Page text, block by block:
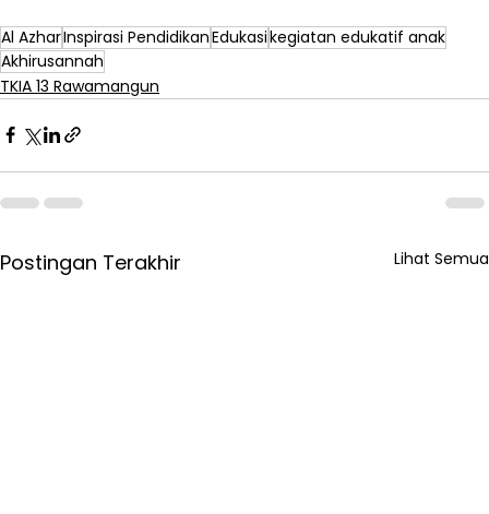
Al AzharInspirasi PendidikanEdukasikegiatan edukatif anak
Akhirusannah
TKIA 13 Rawamangun
Postingan Terakhir Lihat Semua